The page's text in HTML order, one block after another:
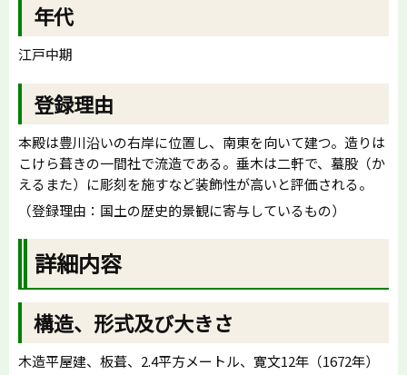
年代
江戸中期
登録理由
本殿は豊川沿いの右岸に位置し、南東を向いて建つ。造りは
こけら葺きの一間社で流造である。垂木は二軒で、蟇股（か
えるまた）に彫刻を施すなど装飾性が高いと評価される。
（登録理由：国土の歴史的景観に寄与しているもの）
詳細内容
構造、形式及び大きさ
木造平屋建、板葺、2.4平方メートル、寛文12年（1672年）